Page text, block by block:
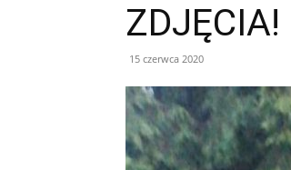
ZDJĘCIA!
15 czerwca 2020